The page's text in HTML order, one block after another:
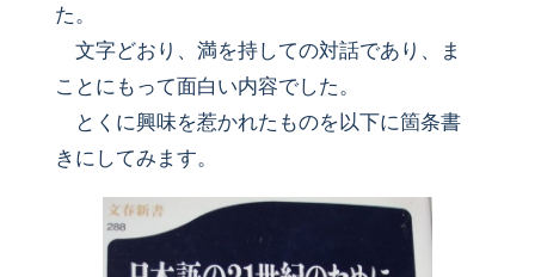
た。
文字どおり、満を持しての対話であり、ま
ことにもって面白い内容でした。
とくに興味を惹かれたものを以下に箇条書
きにしてみます。